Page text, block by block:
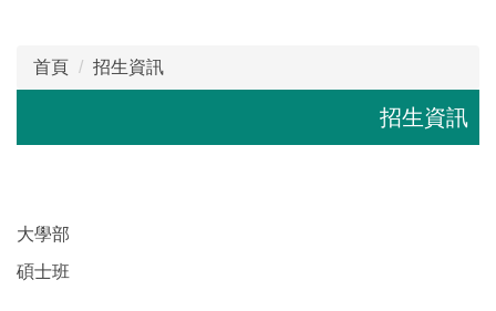
首頁 招生資訊
招生資訊
大學部
碩士班